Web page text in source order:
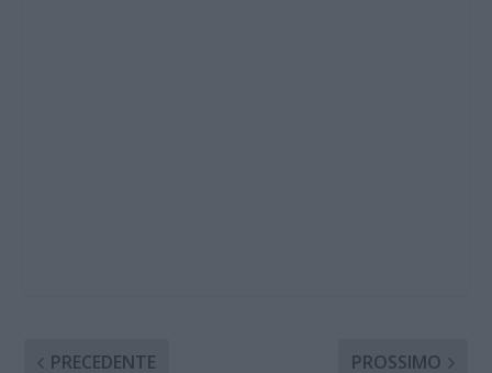
PRECEDENTE PROSSIMO